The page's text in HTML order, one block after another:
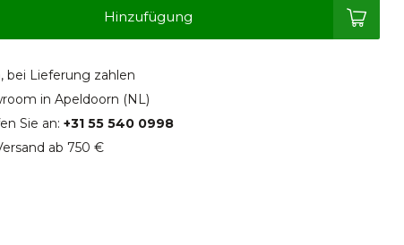
Hinzufügung
bei Lieferung zahlen
in Apeldoorn (NL)
Sie an:+31 55 540 0998
ab 750 €